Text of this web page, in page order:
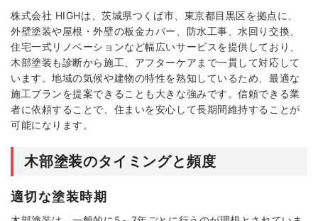
株式会社 HIGHは、茨城県つくば市、東京都目黒区を拠点に、
外壁塗装や屋根・外壁の板金カバー、防水工事、水回り交換、
住宅一式リノベーションなど幅広いサービスを提供しており、
木部塗装も診断から施工、アフターケアまで一貫して対応して
います。地域の気候や建物の特性を熟知しているため、最適な
施工プランを提案できることも大きな強みです。信頼できる業
者に依頼することで、住まいを安心して長期間維持することが
可能になります。
木部塗装のタイミングと頻度
適切な塗装時期